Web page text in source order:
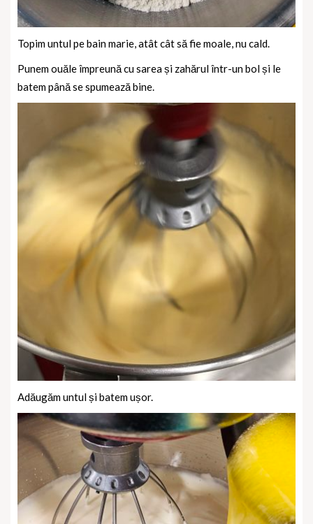
Topim untul pe bain marie, atât cât să fie moale, nu cald.
Punem ouăle împreună cu sarea și zahărul într-un bol și le
batem până se spumează bine.
Adăugăm untul și batem ușor.